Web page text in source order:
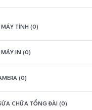
TÍNH (0)
IN (0)
(0)
CHỮA TỔNG ĐÀI (0)